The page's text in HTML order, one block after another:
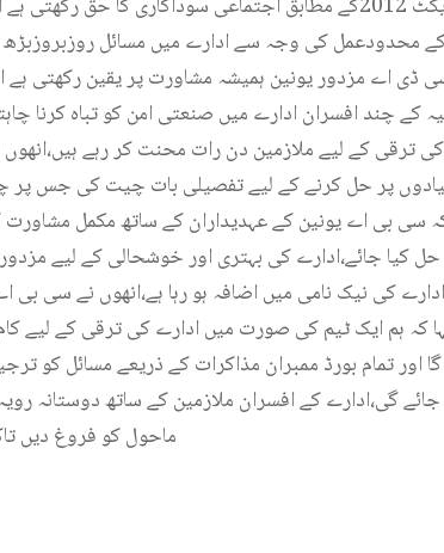
محدودعمل کی وجہ سے ادارے میں مسائل
اے مزدور یونین ہمیشہ مشاورت پر یقین رکھتی ہے
کے چند افسران ادارے میں صنعتی امن کو تباہ کرنا
کی ترقی کے لیے ملازمین دن رات محنت کر رہے
پر حل کرنے کے لیے تفصیلی بات چیت کی جس
سی بی اے یونین کے عہدیداران کے ساتھ مکمل مشاورت
حل کیا جائے،ادارے کی بہتری اور خوشحالی کے لیے
کی نیک نامی میں اضافہ ہو رہا ہے،انھوں نے سی
کہ ہم ایک ٹیم کی صورت میں ادارے کی ترقی کے لیے کام
اور تمام بورڈ ممبران مذاکرات کے ذریعے مسائل کو
گی،ادارے کے افسران ملازمین کے ساتھ دوستانہ
ماحول کو فروغ دیں